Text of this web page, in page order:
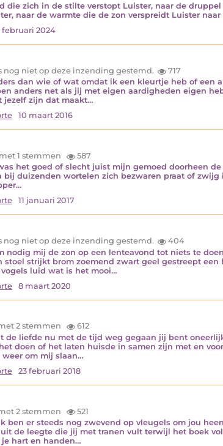
die zich in de stilte verstopt Luister, naar de
naar de warmte die de zon verspreidt Luister
februari 2024
nog niet op deze inzending gestemd.
717
dan wie of wat omdat ik een kleurtje heb of een
anders net als jij met eigen aardigheden eigen
jezelf zijn dat maakt…
10 maart 2016
1 stemmen
587
het goed of slecht juist mijn gemoed doorheen
bij duizenden wortelen zich bezwaren praat of
11 januari 2017
nog niet op deze inzending gestemd.
404
nodig mij de zon op een lenteavond tot niets te
strijkt brom zoemend zwart geel gestreept
luid wat is het mooi…
8 maart 2020
2 stemmen
612
de liefde nu met de tijd weg gegaan jij bent
doen of het laten huisde in samen zijn met en
om mij slaan…
23 februari 2018
2 stemmen
521
ben er steeds nog zwevend op vleugels om jou
de leegte die jij met tranen vult terwijl het boek
hart en handen…